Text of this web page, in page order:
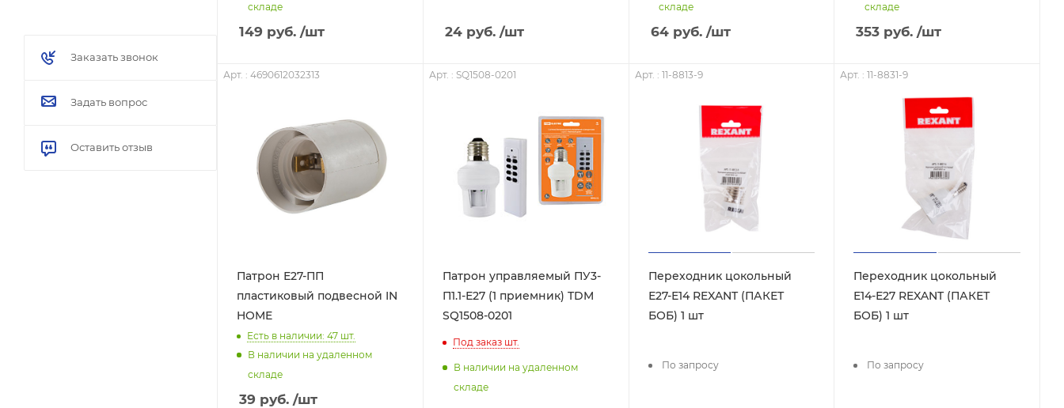
складе
149 руб. /шт 24руб. /шт
складе
64руб. /шт
складе
353 руб. /шт
Арт. : 4690612032313
Патрон Е27-ПП
пластиковый подвесной IN
HOME
Есть в наличии: 47 шт.
В наличии на удаленном
складе
39 руб. /шт
Арт. : SQ1508-0201
Патрон управляемый ПУ3-
П1.1-Е27 (1 приемник) TDM
SQ1508-0201
Под заказшт.
В наличии на удаленном
складе
Арт. : 11-8813-9
Переходник цокольный
Е27-Е14 REXANT (ПАКЕТ
БОБ) 1 шт
По запросу
Арт. : 11-8831-9
Переходник цокольный
Е14-Е27 REXANT (ПАКЕТ
БОБ) 1 шт
По запросу
Заказать звонок
Задать вопрос
Оставить отзыв